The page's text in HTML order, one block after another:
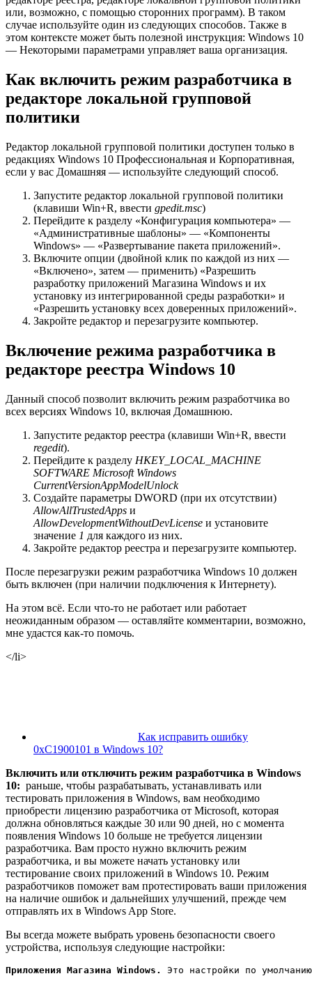
или, возможно, с помощью сторонних программ). В таком
случае используйте один из следующих способов. Также в
этом контексте может быть полезной инструкция: Windows 10
— Некоторыми параметрами управляет ваша организация.
Как включить режим разработчика в
редакторе локальной групповой
политики
Редактор локальной групповой политики доступен только в
редакциях Windows 10 Профессиональная и Корпоративная,
если у вас Домашняя — используйте следующий способ.
Запустите редактор локальной групповой политики
(клавиши Win+R, ввести gpedit.msc)
Перейдите к разделу «Конфигурация компьютера» —
«Административные шаблоны» — «Компоненты
Windows» — «Развертывание пакета приложений».
Включите опции (двойной клик по каждой из них —
«Включено», затем — применить) «Разрешить
разработку приложений Магазина Windows и их
установку из интегрированной среды разработки» и
«Разрешить установку всех доверенных приложений».
Закройте редактор и перезагрузите компьютер.
Включение режима разработчика в
редакторе реестра Windows 10
Данный способ позволит включить режим разработчика во
всех версиях Windows 10, включая Домашнюю.
Запустите редактор реестра (клавиши Win+R, ввести
regedit).
Перейдите к разделу HKEY_LOCAL_MACHINE
SOFTWARE Microsoft Windows
CurrentVersionAppModelUnlock
Создайте параметры DWORD (при их отсутствии)
AllowAllTrustedApps и
AllowDevelopmentWithoutDevLicense и установите
значение 1 для каждого из них.
Закройте редактор реестра и перезагрузите компьютер.
После перезагрузки режим разработчика Windows 10 должен
быть включен (при наличии подключения к Интернету).
На этом всё. Если что-то не работает или работает
неожиданным образом — оставляйте комментарии, возможно,
мне удастся как-то помочь.
</li>
Как исправить ошибку
0xC1900101 в Windows 10?
Включить или отключить режим разработчика в Windows
10: раньше, чтобы разрабатывать, устанавливать или
тестировать приложения в Windows, вам необходимо
приобрести лицензию разработчика от Microsoft, которая
должна обновляться каждые 30 или 90 дней, но с момента
появления Windows 10 больше не требуется лицензии
разработчика. Вам просто нужно включить режим
разработчика, и вы можете начать установку или
тестирование своих приложений в Windows 10. Режим
разработчиков поможет вам протестировать ваши приложения
на наличие ошибок и дальнейших улучшений, прежде чем
отправлять их в Windows App Store.
Вы всегда можете выбрать уровень безопасности своего
устройства, используя следующие настройки:
Приложения Магазина Windows. Это настройки по